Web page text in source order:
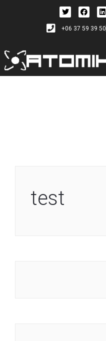
+06 37 59 39 50
test